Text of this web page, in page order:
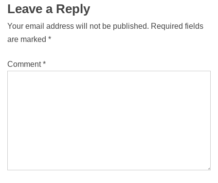
Leave a Reply
Your email address will not be published. Required fields
are marked *
Comment*